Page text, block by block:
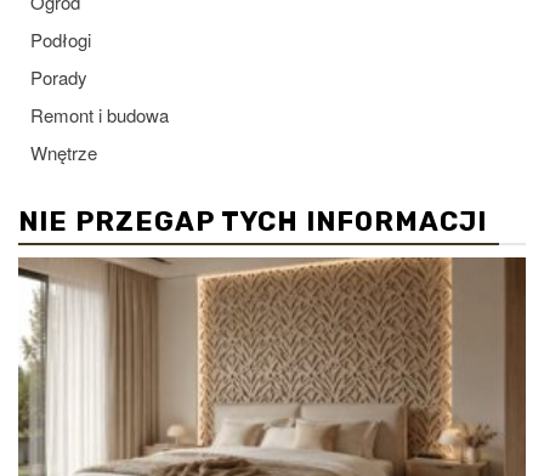
Podłogi
Porady
Remont i budowa
Wnętrze
NIE PRZEGAP TYCH INFORMACJI